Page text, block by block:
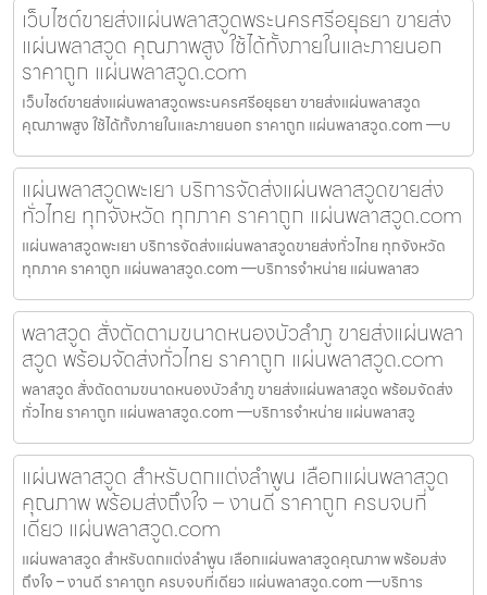
เว็บไซต์ขายส่งแผ่นพลาสวูดพระนครศรีอยุธยา ขายส่ง
แผ่นพลาสวูด คุณภาพสูง ใช้ได้ทั้งภายในและภายนอก
ราคาถูก แผ่นพลาสวูด.com
เว็บไซต์ขายส่งแผ่นพลาสวูดพระนครศรีอยุธยา ขายส่งแผ่นพลาสวูด
คุณภาพสูง ใช้ได้ทั้งภายในและภายนอก ราคาถูก แผ่นพลาสวูด.com —บ
แผ่นพลาสวูดพะเยา บริการจัดส่งแผ่นพลาสวูดขายส่ง
ทั่วไทย ทุกจังหวัด ทุกภาค ราคาถูก แผ่นพลาสวูด.com
แผ่นพลาสวูดพะเยา บริการจัดส่งแผ่นพลาสวูดขายส่งทั่วไทย ทุกจังหวัด
ทุกภาค ราคาถูก แผ่นพลาสวูด.com —บริการจำหน่าย แผ่นพลาสว
พลาสวูด สั่งตัดตามขนาดหนองบัวลำภู ขายส่งแผ่นพลา
สวูด พร้อมจัดส่งทั่วไทย ราคาถูก แผ่นพลาสวูด.com
พลาสวูด สั่งตัดตามขนาดหนองบัวลำภู ขายส่งแผ่นพลาสวูด พร้อมจัดส่ง
ทั่วไทย ราคาถูก แผ่นพลาสวูด.com —บริการจำหน่าย แผ่นพลาสวู
แผ่นพลาสวูด สำหรับตกแต่งลำพูน เลือกแผ่นพลาสวูด
คุณภาพ พร้อมส่งถึงใจ – งานดี ราคาถูก ครบจบที่
เดียว แผ่นพลาสวูด.com
แผ่นพลาสวูด สำหรับตกแต่งลำพูน เลือกแผ่นพลาสวูดคุณภาพ พร้อมส่ง
ถึงใจ – งานดี ราคาถูก ครบจบที่เดียว แผ่นพลาสวูด.com —บริการ